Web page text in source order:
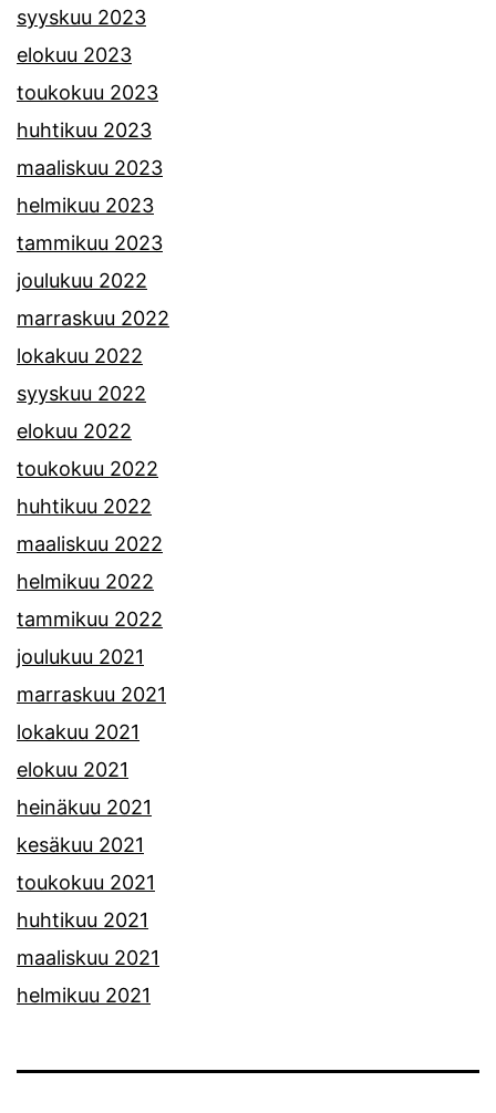
syyskuu 2023
elokuu 2023
toukokuu 2023
huhtikuu 2023
maaliskuu 2023
helmikuu 2023
tammikuu 2023
joulukuu 2022
marraskuu 2022
lokakuu 2022
syyskuu 2022
elokuu 2022
toukokuu 2022
huhtikuu 2022
maaliskuu 2022
helmikuu 2022
tammikuu 2022
joulukuu 2021
marraskuu 2021
lokakuu 2021
elokuu 2021
heinäkuu 2021
kesäkuu 2021
toukokuu 2021
huhtikuu 2021
maaliskuu 2021
helmikuu 2021